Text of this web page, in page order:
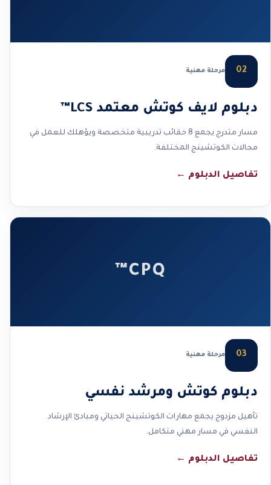
02 مرحلة مهنية
دبلوم لايف كوتش معتمد LCS™
مسار متدرج يجمع 8 حقائب تدريبية متخصصة ويؤهلك للعمل في
مجالات الكوتشينج المختلفة.
تفاصيل الدبلوم ←
CPQ™
03 مرحلة مهنية
دبلوم كوتش ومرشد نفسي
تأهيل مزدوج يجمع مهارات الكوتشينج الحياتي ومبادئ الإرشاد
النفسي في مسار مهني متكامل.
تفاصيل الدبلوم ←